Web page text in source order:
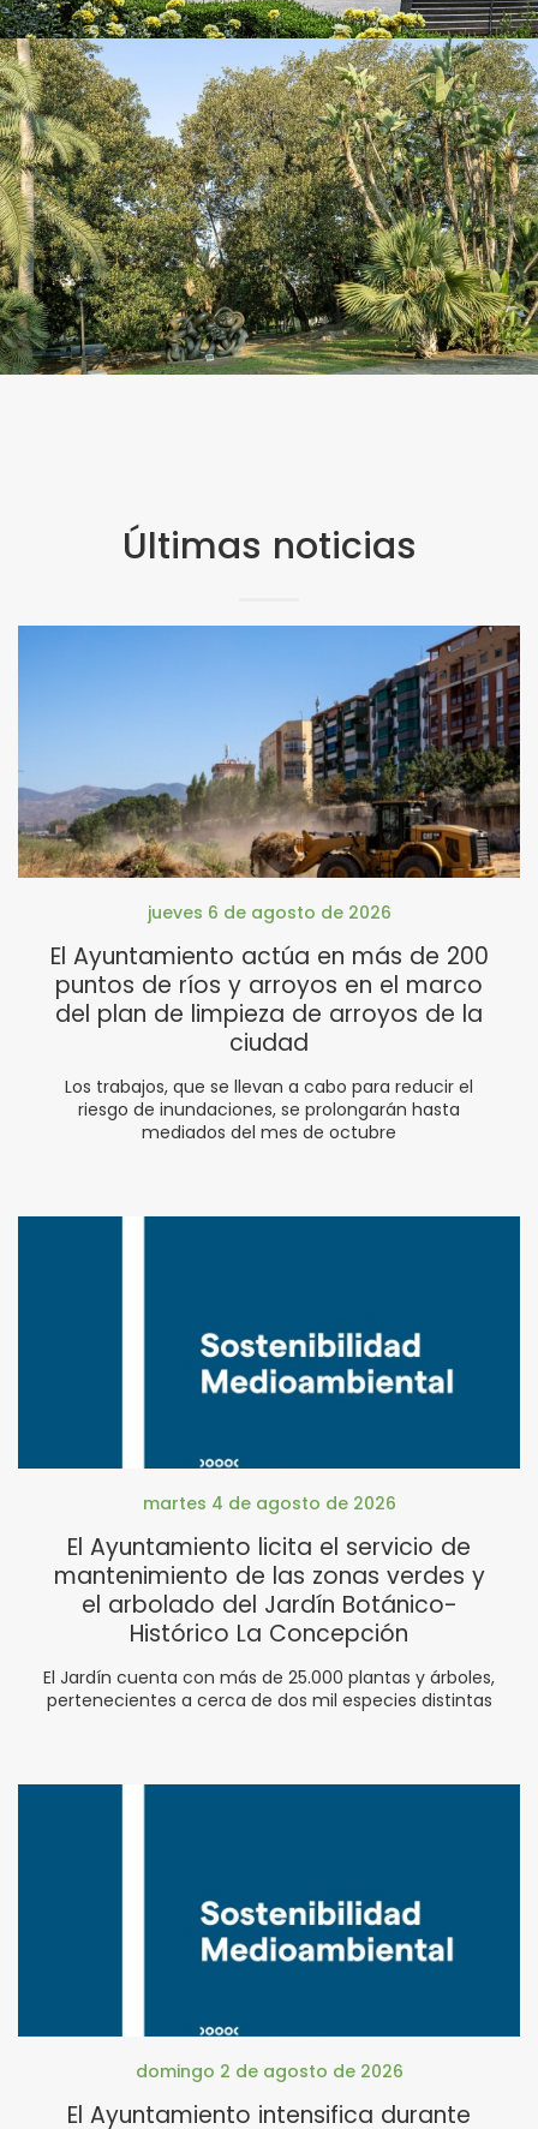
Últimas noticias
jueves 6 de agosto de 2026
El Ayuntamiento actúa en más de 200
puntos de ríos y arroyos en el marco
del plan de limpieza de arroyos de la
ciudad
Los trabajos, que se llevan a cabo para reducir el
riesgo de inundaciones, se prolongarán hasta
mediados del mes de octubre
martes 4 de agosto de 2026
El Ayuntamiento licita el servicio de
mantenimiento de las zonas verdes y
el arbolado del Jardín Botánico-
Histórico La Concepción
El Jardín cuenta con más de 25.000 plantas y árboles,
pertenecientes a cerca de dos mil especies distintas
domingo 2 de agosto de 2026
El Ayuntamiento intensifica durante